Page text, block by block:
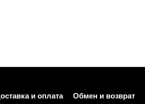
и оплата Обмен и возврат